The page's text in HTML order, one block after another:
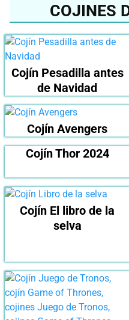
COJINES
Cojín Pesadilla antes
de Navidad
Cojín Avengers
Cojín Thor 2024
Cojín El libro de la
selva